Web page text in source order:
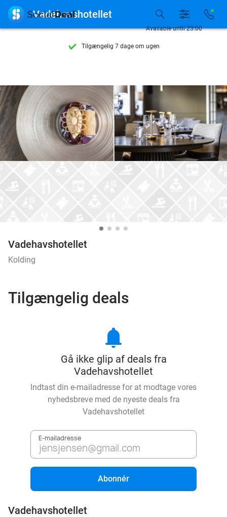
Se flere end 15.000 deals
Tilgængelig 7 dage om ugen
9,4 baseret på205.872 anmeldelser
Se flere end 15.000 deals
Tilgængelig 7 dage om ugen
10+ millioner medlemmer
Available until 23:00
 Vadehavshotellet
Vadehavshotellet
Kolding
Tilgængelig deals
notifications
Gå ikke glip af deals fra
Vadehavshotellet
Indtast din e-mailadresse for at modtage vores
nyhedsbreve med de nyeste deals fra
Vadehavshotellet
E-mailadresse
Abonnér
Vadehavshotellet